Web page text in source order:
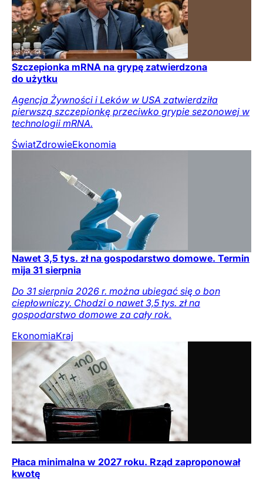
Szczepionka mRNA na grypę zatwierdzona
do użytku
Agencja Żywności i Leków w USA zatwierdziła
pierwszą szczepionkę przeciwko grypie sezonowej w
technologii mRNA.
ŚwiatZdrowieEkonomia
Nawet 3,5 tys. zł na gospodarstwo domowe. Termin
mija 31 sierpnia
Do 31 sierpnia 2026 r. można ubiegać się o bon
ciepłowniczy. Chodzi o nawet 3,5 tys. zł na
gospodarstwo domowe za cały rok.
EkonomiaKraj
Płaca minimalna w 2027 roku. Rząd zaproponował
kwotę